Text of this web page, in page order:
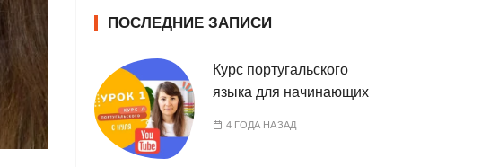
ПОСЛЕДНИЕ ЗАПИСИ
Курс португальского
языка для начинающих
4 ГОДА НАЗАД